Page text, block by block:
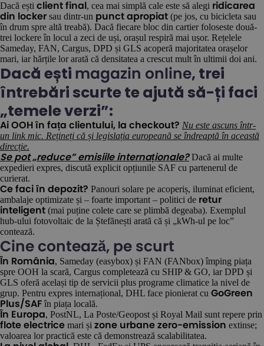
Dacă ești client final , cea mai simplă cale este să alegi ridicarea
din locker sau dintr-un punct apropiat (pe jos, cu bicicleta sau
în drum spre altă treabă). Dacă fiecare bloc din cartier foloseste două-
trei lockere în locul a zeci de uși, orașul respiră mai ușor. Rețelele
Sameday, FAN, Cargus, DPD și GLS acoperă majoritatea orașelor
mari, iar hărțile lor arată că densitatea a crescut mult în ultimii doi ani.
Dacă ești magazin online, trei
întrebări scurte te ajută să-ți faci
„temele verzi”:
Ai OOH în fața clientului, la checkout? Nu este ascuns într-
un link mic. Rețineți că și legislația europeană se îndreaptă în această
direcție.
Se pot „reduce” emisiile internaționale?Dacă ai multe
expedieri expres, discută explicit opțiunile SAF cu partenerul de
curierat.
Ce faci în depozit? Panouri solare pe acoperiș, iluminat eficient,
ambalaje optimizate și – foarte important – politici de retur
inteligent (mai puține colete care se plimbă degeaba). Exemplul
hub-ului fotovoltaic de la Ștefănești arată că și „kWh-ul pe loc”
contează.
Cine contează, pe scurt
În România, Sameday (easybox) și FAN (FANbox) împing piața
spre OOH la scară, Cargus completează cu SHIP & GO, iar DPD și
GLS oferă același tip de servicii plus programe climatice la nivel de
grup. Pentru expres internațional, DHL face pionierat cu GoGreen
Plus/SAF în piața locală.
În Europa, PostNL, La Poste/Geopost și Royal Mail sunt repere prin
flote electrice mari și zone urbane zero-emission extinse;
valoarea lor practică este că demonstrează scalabilitatea.